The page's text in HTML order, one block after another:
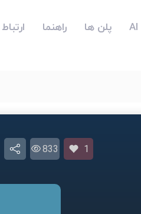
پلن ها راهنما
1
833